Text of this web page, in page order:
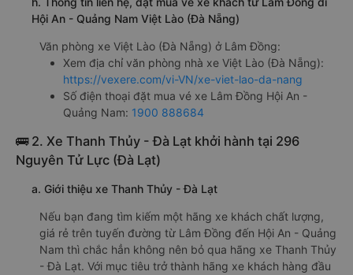
Hội An - Quảng Nam Việt Lào (Đà Nẵng)
Văn phòng xe Việt Lào (Đà Nẵng) ở Lâm Đồng:
Xem địa chỉ văn phòng nhà xe Việt Lào (Đà Nẵng):
https://vexere.com/vi-VN/xe-viet-lao-da-nang
Số điện thoại đặt mua vé xe Lâm Đồng Hội An -
Quảng Nam: 1900 888684
🚌 2. Xe Thanh Thủy - Đà Lạt khởi hành tại 296
Nguyên Tử Lực (Đà Lạt)
a. Giới thiệu xe Thanh Thủy - Đà Lạt
Nếu bạn đang tìm kiếm một hãng xe khách chất lượng,
giá rẻ trên tuyến đường từ Lâm Đồng đến Hội An - Quảng
Nam thì chắc hẳn không nên bỏ qua hãng xe Thanh Thủy
- Đà Lạt. Với mục tiêu trở thành hãng xe khách hàng đầu